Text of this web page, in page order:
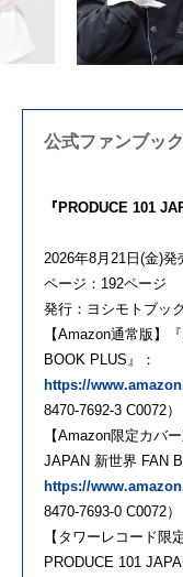
公式ファンブッ
『PRODUCE 101
2026年8月21日(金)
ページ：192ページ
発行：ヨシモトブッ
【Amazon通常版】
BOOK PLUS』：
https://
8470-7692-3 C0072）
【Amazon限定カバ
JAPAN 新世界 FAN
https://
8470-7693-0 C0072）
【タワーレコード限
PRODUCE 101